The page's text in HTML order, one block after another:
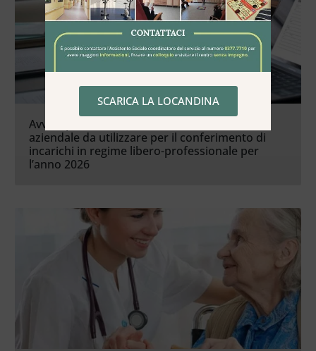
Avviso per la formulazione di un elenco
aziendale da utilizzare per il conferimento di
incarichi in regime libero-professionale per
l’anno 2026
SCARICA LA LOCANDINA